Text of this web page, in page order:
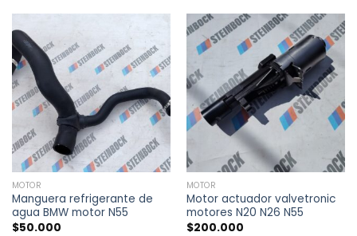
MOTOR
Manguera refrigerante de
agua BMW motor N55
$50.000
MOTOR
Motor actuador valvetronic
motores N20 N26 N55
$200.000